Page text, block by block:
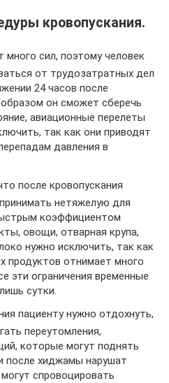
кровопускания.
сил, поэтому человек
от трудозатратных дел
24 часов после
он сможет сберечь
авиационные перелеты
так как они приводят
давления в
после кровопускания
нетяжелую для
коэффициентом
овощи, отварная крупа,
нужно исключить, так как
продуктов отнимает много
эти ограничения временные
сутки.
пациенту нужно отдохнуть,
переутомления,
которые могут поднять
после хиджамы нарушат
спровоцировать